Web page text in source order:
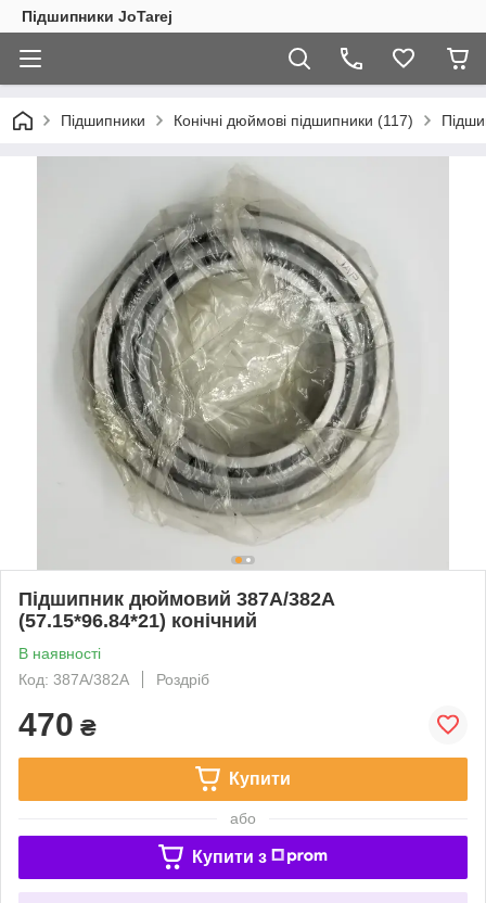
Підшипники JoTarej
Підшипники Конічні дюймові підшипники (117)
Підшипник дюймовий 387A/382A
(57.15*96.84*21) конічний
В наявності
Код: 387A/382A
Роздріб
470 ₴
Купити
або
Купити з